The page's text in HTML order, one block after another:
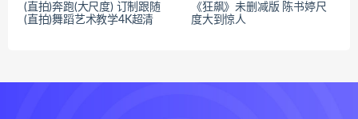
(直拍)奔跑(大尺度) 订制跟随
(直拍)舞蹈艺术教学4K超清
《狂飙》未删减版 陈书婷尺
度大到惊人